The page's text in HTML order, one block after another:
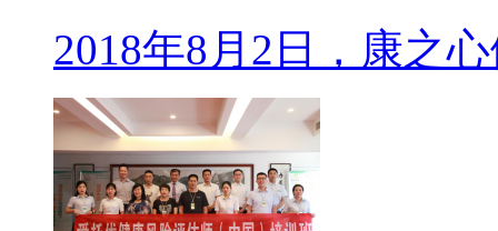
2018年8月2日，康之